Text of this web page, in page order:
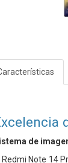
de
Redmi Note 14